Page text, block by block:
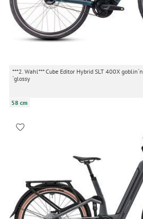
***2. Wahl*** Cube Editor Hybrid SLT 400X goblin´n
´glossy
58 cm